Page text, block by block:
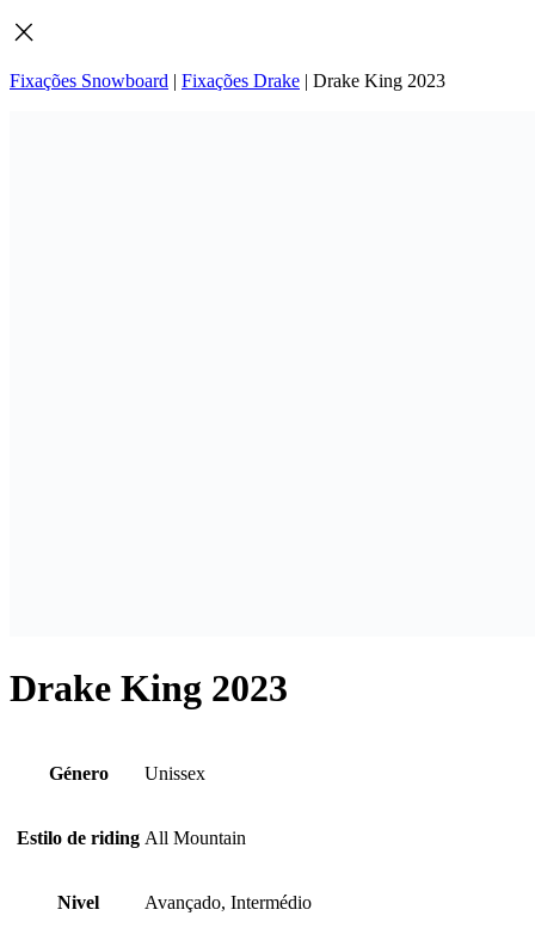
Fixações Snowboard | Fixações Drake | Drake King 2023
Drake King 2023
Género Unissex
Estilo de riding All Mountain
Nivel Avançado, Intermédio